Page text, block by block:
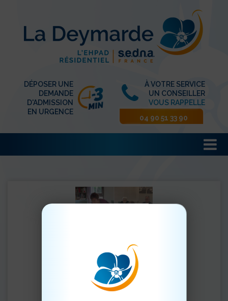
DÉPOSER UNE
DEMANDE
D'ADMISSION
EN URGENCE
À VOTRE SERVICE
UN CONSEILLER
VOUS RAPPELLE
04 90 51 33 90